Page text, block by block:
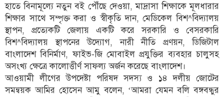
হাতে বিনামূল্যে নতুন বই পৌঁছে দেওয়া, মাদ্রাসা শিক্ষাকে মূলধারার
শিক্ষার সাথে সম্পৃক্ত করা ও স্বীকৃতি দান, মেডিকেল বিশ^বিদ্যালয়
স্থাপন, প্রত্যেকটি জেলায় একটি করে সরকারি ও বেসরকারি
বিশ^বিদ্যালয় স্থাপনের উদ্যোগ, নারী নীতি প্রণয়ন, ডিজিটাল
বাংলাদেশ বিনির্মাণ, ফাইভ-জি মোবাইল প্রযুক্তির ব্যবহার চালুসহ
অসংখ্য ক্ষেত্রে কালোত্তীর্ণ সাফল্য অর্জন করেছে বাংলাদেশ।
আওয়ামী লীগের উপদেষ্টা পরিষদ সদস্য ও ১৪ দলীয় জোটের
সমন্বয়ক আমির হোসেন আমু বলেন, ‘আমরা যেমন বলি বঙ্গবন্ধুর